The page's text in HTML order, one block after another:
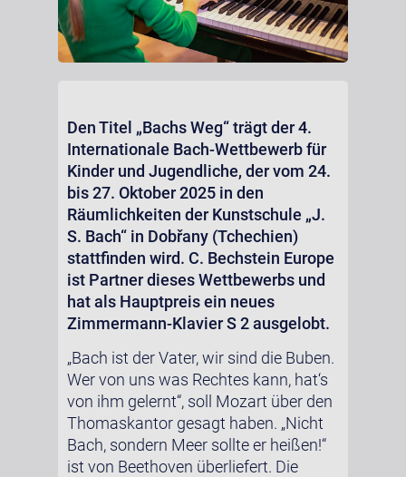
Den Titel „Bachs Weg“ trägt der 4.
Internationale Bach-Wettbewerb für
Kinder und Jugendliche, der vom 24.
bis 27. Oktober 2025 in den
Räumlichkeiten der Kunstschule „J.
S. Bach“ in Dobřany (Tchechien)
stattfinden wird. C. Bechstein Europe
ist Partner dieses Wettbewerbs und
hat als Hauptpreis ein neues
Zimmermann-Klavier S 2 ausgelobt.
„Bach ist der Vater, wir sind die Buben.
Wer von uns was Rechtes kann, hat‘s
von ihm gelernt“, soll Mozart über den
Thomaskantor gesagt haben. „Nicht
Bach, sondern Meer sollte er heißen!“
ist von Beethoven überliefert. Die